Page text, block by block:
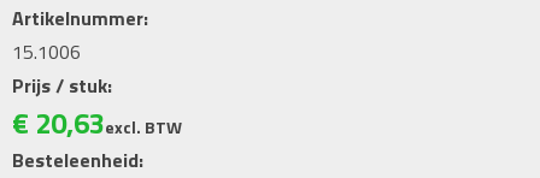
Artikelnummer:
15.1006
Prijs / stuk:
€ 20,63excl. BTW
Besteleenheid: